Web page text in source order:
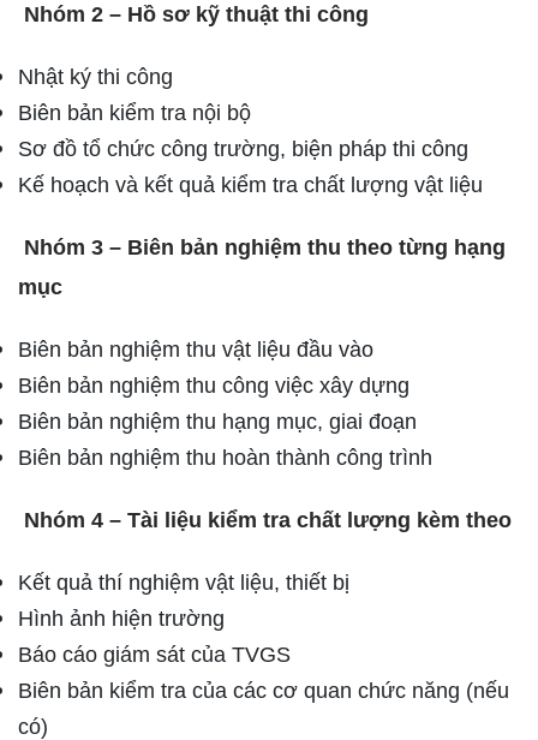
Nhóm 2 – Hồ sơ kỹ thuật thi công
Nhật ký thi công
Biên bản kiểm tra nội bộ
Sơ đồ tổ chức công trường, biện pháp thi công
Kế hoạch và kết quả kiểm tra chất lượng vật liệu
Nhóm 3 – Biên bản nghiệm thu theo từng hạng
mục
Biên bản nghiệm thu vật liệu đầu vào
Biên bản nghiệm thu công việc xây dựng
Biên bản nghiệm thu hạng mục, giai đoạn
Biên bản nghiệm thu hoàn thành công trình
Nhóm 4 – Tài liệu kiểm tra chất lượng kèm theo
Kết quả thí nghiệm vật liệu, thiết bị
Hình ảnh hiện trường
Báo cáo giám sát của TVGS
Biên bản kiểm tra của các cơ quan chức năng (nếu
có)